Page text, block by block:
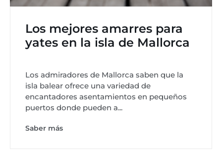
Los mejores amarres para
yates en la isla de Mallorca
Los admiradores de Mallorca saben que la
isla balear ofrece una variedad de
encantadores asentamientos en pequeños
puertos donde pueden a...
Saber más